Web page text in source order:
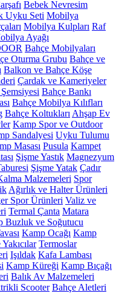
Bebek Nevresim
Uyku Seti Mobilya
Mobilya Kulpları Raf
Ayağı
Bahçe Mobilyaları
Oturma Grubu Bahçe ve
Balkon ve Bahçe Köşe
Çardak ve Kameriyeler
Bahçe Bankı
Bahçe Mobilya Kılıfları
Bahçe Koltukları Ahşap Ev
Kamp Spor ve Outdoor
Sandalyesi Uyku Tulumu
Masası Pusula Kampet
Şişme Yastık Magnezyum
Şişme Yatak Çadır
Malzemeleri Spor
Ağırlık ve Halter Ürünleri
Spor Ürünleri Valiz ve
Termal Çanta Matara
Buzluk ve Soğutucu
Kamp Ocağı Kamp
Termoslar
Işıldak Kafa Lambası
Kamp Küreği Kamp Bıçağı
Balık Av Malzemeleri
Scooter Bahçe Aletleri